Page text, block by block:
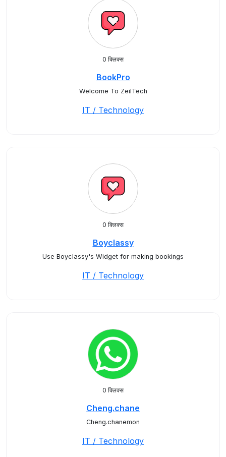
0 क्लिक्स
BookPro
Welcome To ZeilTech
IT / Technology
0 क्लिक्स
Boyclassy
Use Boyclassy's Widget for making bookings
IT / Technology
0 क्लिक्स
Cheng.chane
Cheng.chanemon
IT / Technology